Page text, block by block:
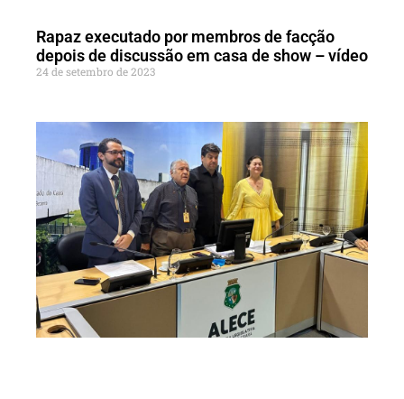
Rapaz executado por membros de facção
depois de discussão em casa de show – vídeo
24 de setembro de 2023